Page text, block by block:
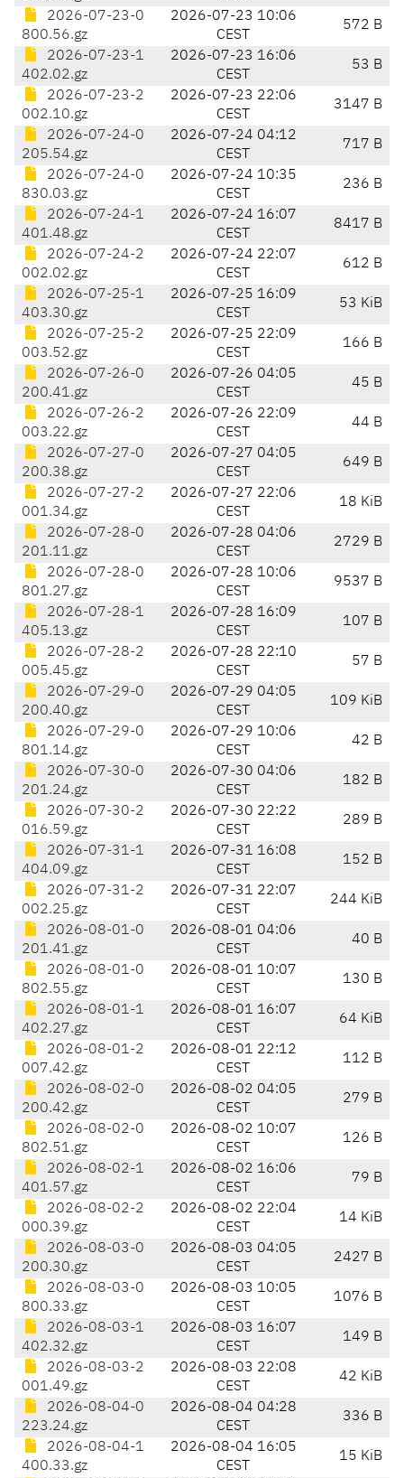
2026-07-23-0
800.56.gz
2026-07-23 10:06
CEST
572 B
2026-07-23-1
402.02.gz
2026-07-23 16:06
CEST
53 B
2026-07-23-2
002.10.gz
2026-07-23 22:06
CEST
3147 B
2026-07-24-0
205.54.gz
2026-07-24 04:12
CEST
717 B
2026-07-24-0
830.03.gz
2026-07-24 10:35
CEST
236 B
2026-07-24-1
401.48.gz
2026-07-24 16:07
CEST
8417 B
2026-07-24-2
002.02.gz
2026-07-24 22:07
CEST
612 B
2026-07-25-1
403.30.gz
2026-07-25 16:09
CEST
53 KiB
2026-07-25-2
003.52.gz
2026-07-25 22:09
CEST
166 B
2026-07-26-0
200.41.gz
2026-07-26 04:05
CEST
45 B
2026-07-26-2
003.22.gz
2026-07-26 22:09
CEST
44 B
2026-07-27-0
200.38.gz
2026-07-27 04:05
CEST
649 B
2026-07-27-2
001.34.gz
2026-07-27 22:06
CEST
18 KiB
2026-07-28-0
201.11.gz
2026-07-28 04:06
CEST
2729 B
2026-07-28-0
801.27.gz
2026-07-28 10:06
CEST
9537 B
2026-07-28-1
405.13.gz
2026-07-28 16:09
CEST
107 B
2026-07-28-2
005.45.gz
2026-07-28 22:10
CEST
57 B
2026-07-29-0
200.40.gz
2026-07-29 04:05
CEST
109 KiB
2026-07-29-0
801.14.gz
2026-07-29 10:06
CEST
42 B
2026-07-30-0
201.24.gz
2026-07-30 04:06
CEST
182 B
2026-07-30-2
016.59.gz
2026-07-30 22:22
CEST
289 B
2026-07-31-1
404.09.gz
2026-07-31 16:08
CEST
152 B
2026-07-31-2
002.25.gz
2026-07-31 22:07
CEST
244 KiB
2026-08-01-0
201.41.gz
2026-08-01 04:06
CEST
40 B
2026-08-01-0
802.55.gz
2026-08-01 10:07
CEST
130 B
2026-08-01-1
402.27.gz
2026-08-01 16:07
CEST
64 KiB
2026-08-01-2
007.42.gz
2026-08-01 22:12
CEST
112 B
2026-08-02-0
200.42.gz
2026-08-02 04:05
CEST
279 B
2026-08-02-0
802.51.gz
2026-08-02 10:07
CEST
126 B
2026-08-02-1
401.57.gz
2026-08-02 16:06
CEST
79 B
2026-08-02-2
000.39.gz
2026-08-02 22:04
CEST
14 KiB
2026-08-03-0
200.30.gz
2026-08-03 04:05
CEST
2427 B
2026-08-03-0
800.33.gz
2026-08-03 10:05
CEST
1076 B
2026-08-03-1
402.32.gz
2026-08-03 16:07
CEST
149 B
2026-08-03-2
001.49.gz
2026-08-03 22:08
CEST
42 KiB
2026-08-04-0
223.24.gz
2026-08-04 04:28
CEST
336 B
2026-08-04-1
400.33.gz
2026-08-04 16:05
CEST
15 KiB